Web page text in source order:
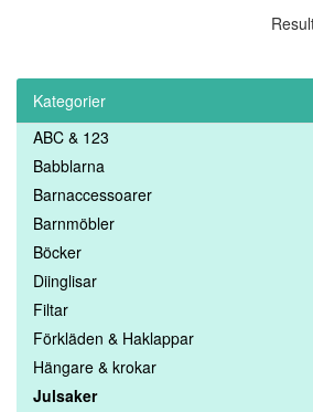
Kategorier
ABC & 123
Babblarna
Barnaccessoarer
Barnmöbler
Böcker
Diinglisar
Filtar
Förkläden & Haklappar
Hängare & krokar
Julsaker